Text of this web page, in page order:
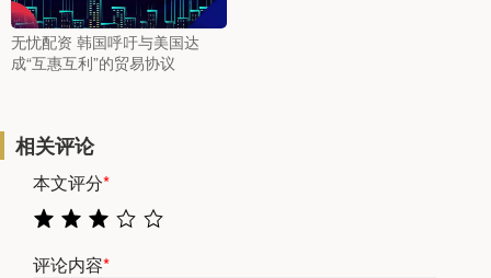
无忧配资 韩国呼吁与美国达
成“互惠互利”的贸易协议
相关评论
本文评分*
评论内容*